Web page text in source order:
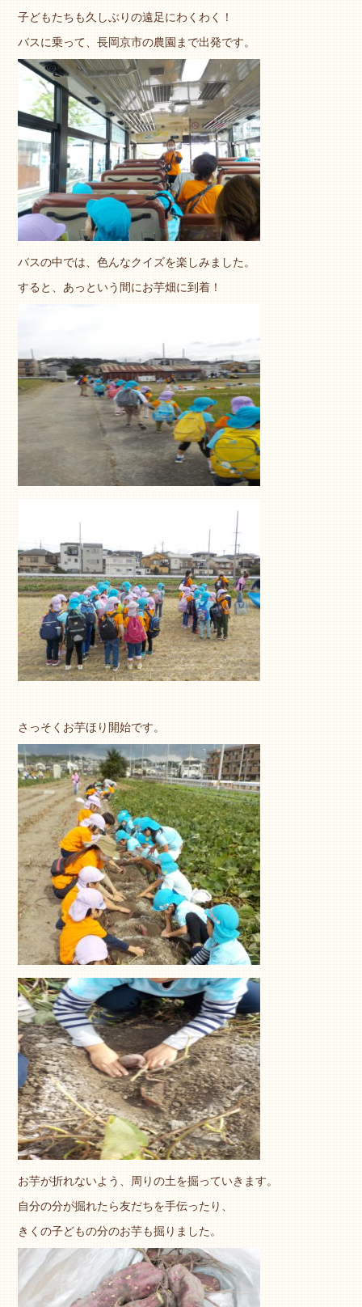
子どもたちも久しぶりの遠足にわくわく！
バスに乗って、長岡京市の農園まで出発です。
バスの中では、色んなクイズを楽しみました。
すると、あっという間にお芋畑に到着！
さっそくお芋ほり開始です。
お芋が折れないよう、周りの土を掘っていきます。
自分の分が掘れたら友だちを手伝ったり、
きくの子どもの分のお芋も掘りました。